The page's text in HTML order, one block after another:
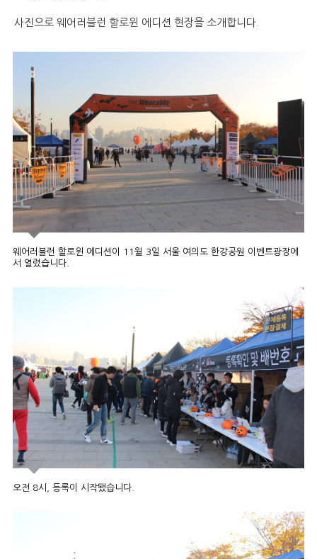
사진으로 웨어러블런 할로윈 에디션 현장을 소개합니다.
웨어러블런 할로윈 에디션이 11월 3일 서울 여의도 한강공원 이벤트광장에
서 열렸습니다.
오전 8시, 등록이 시작됐습니다.